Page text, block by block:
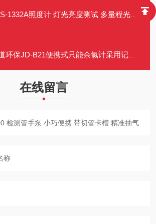
照度计 灯光亮度测试 多量程光照度 记录器接口 便携式设计
环保JD-B21便携式只能余氯计采用记谱分析技术
在线留言